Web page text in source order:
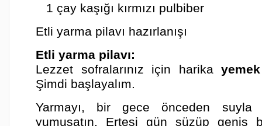
1 çay kaşığı kırmızı pulbiber
Etli yarma pilavı hazırlanışı
Etli yarma pilavı:
Lezzet sofralarınız için harika
Şimdi başlayalım.
Yarmayı, bir gece önceden
yumuşatın. Ertesi gün süzüp geniş